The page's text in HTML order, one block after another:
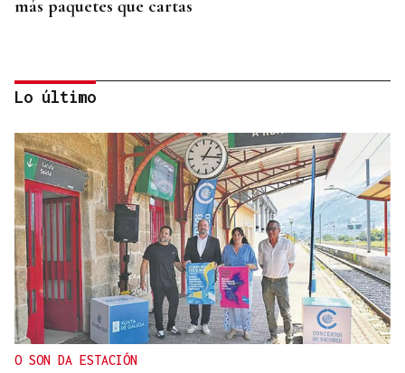
más paquetes que cartas
MEDICINA FÍSICA Y REHABILITACIÓN
Lucía Ros Dopico, médico especialista: “Mi sueño
es cambiar el paradigma de la discapacidad
infantil”
Lo último
O SON DA ESTACIÓN